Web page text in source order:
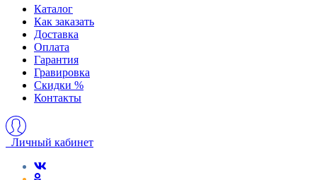
Каталог
Как заказать
Доставка
Оплата
Гарантия
Гравировка
Скидки %
Контакты
Личный кабинет